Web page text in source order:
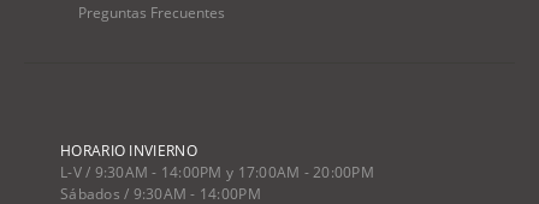
Preguntas Frecuentes
HORARIO INVIERNO
L-V / 9:30AM - 14:00PM y 17:00AM - 20:00PM
Sábados / 9:30AM - 14:00PM